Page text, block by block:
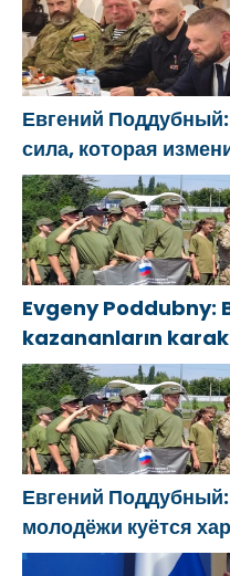
Евгений
сила, которая
Evgeny Poddubny:
kazananların
Евгений
молодёжи куётся